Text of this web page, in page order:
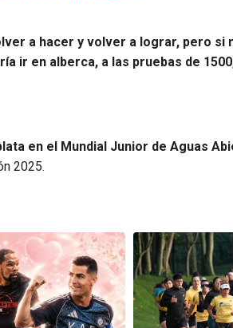
a hacer y volver a lograr, pero si
ir en alberca, a las pruebas de
en el Mundial Junior de Aguas
2025.